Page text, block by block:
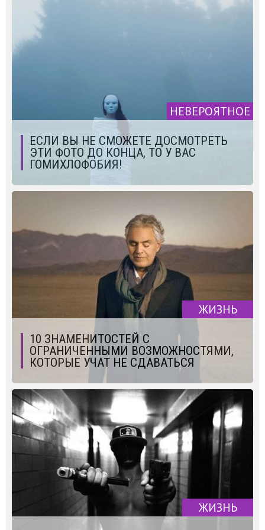
НЕВЕРОЯТНОЕ
ЕСЛИ ВЫ НЕ СМОЖЕТЕ ДОСМОТРЕТЬ
ЭТИ ФОТО ДО КОНЦА, ТО У ВАС
ГОМИХЛОФОБИЯ!
ЖИЗНЬ
10 ЗНАМЕНИТОСТЕЙ С
ОГРАНИЧЕННЫМИ ВОЗМОЖНОСТЯМИ,
КОТОРЫЕ УЧАТ НЕ СДАВАТЬСЯ
ЖИЗНЬ